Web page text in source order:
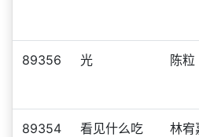
89356 光 陈粒
89354
看见什么吃
林宥